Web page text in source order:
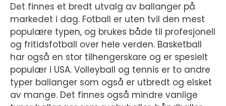
Det finnes et bredt utvalg av ballanger på
markedet i dag. Fotball er uten tvil den mest
populære typen, og brukes både til profesjonell
og fritidsfotball over hele verden. Basketball
har også en stor tilhengerskare og er spesielt
populær i USA. Volleyball og tennis er to andre
typer ballanger som også er utbredt og elsket
av mange. Det finnes også mindre vanlige